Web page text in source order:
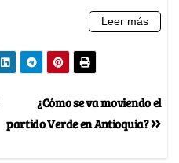
¿Cómo se va moviendo el
partido Verde en Antioquia?